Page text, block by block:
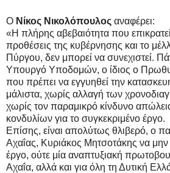
Ο Νίκος Νικολόπουλος αναφέρει:
«Η πλήρης αβεβαιότητα που
προθέσεις της κυβέρνησης και το
Πύργου, δεν μπορεί να συνεχιστεί.
Υπουργό Υποδομών, ο ίδιος ο
που πρέπει να εγγυηθεί την
μάλιστα, χωρίς αλλαγή των
χωρίς τον παραμικρό κίνδυνο
κονδυλίων για το συγκεκριμένο έργο.
Επίσης, είναι απολύτως θλιβερό, ο
Αχαΐας, Κυριάκος Μητσοτάκης να μην
έργο, ούτε μία αναπτυξιακή
Αχαΐα, αλλά και για όλη τη Δυτική